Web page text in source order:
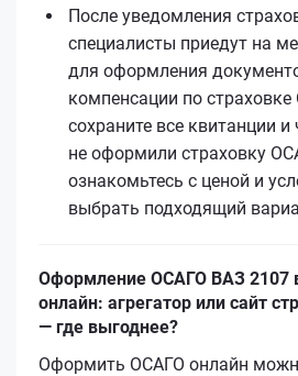
После уведомления
специалисты приедут на
для оформления
компенсации по
сохраните все квитанции
не оформили страховку
ознакомьтесь с ценой и
выбрать подходящий
Оформление ОСАГО ВАЗ 2107
онлайн: агрегатор или сайт
— где выгоднее?
Оформить ОСАГО онлайн